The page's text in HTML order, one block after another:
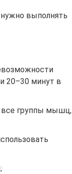
выполнять
20–30 минут в
все группы мышц,